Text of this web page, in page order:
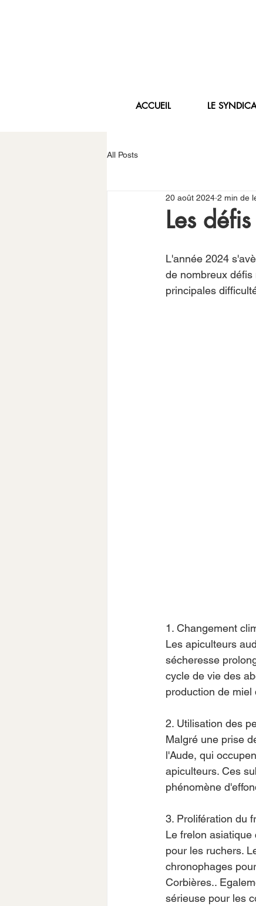
ACCUEIL LE
All Posts
Les
20 août 2024 2 min de
L'année 2024
de nombreux
principales
1. Changement
Les apiculteurs
sécheresse
cycle de vie des
production de
2. Utilisation des
Malgré une prise
l'Aude, qui
apiculteurs. Ces
phénomène
3. Prolifération du
Le frelon
pour les ruchers.
chronophages
Corbières..
sérieuse pour les